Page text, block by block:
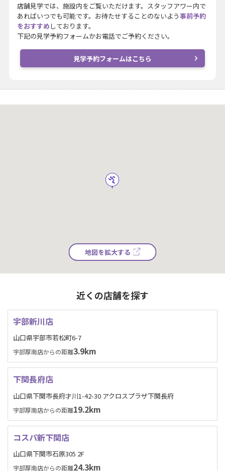
店舗見学では、施設内をご覧いただけます。スタッフアワー内で
あればいつでも可能です。お待たせすることのないよう事前予約
をおすすめ しております。
下記の見学予約フォームかお電話でご予約ください。
見学予約フォームはこちら
地図を拡大する
近くの店舗を探す
宇部新川店
山口県宇部市若松町6-7
宇部厚南店からの距離3.9km
下関長府店
山口県下関市長府才川1-42-30 アクロスプラザ下関長府
宇部厚南店からの距離19.2km
コスパ新下関店
山口県下関市石原305 2F
宇部厚南店からの距離24.3km